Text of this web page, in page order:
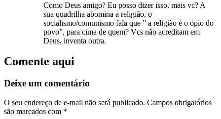
Como Deus amigo? Eu posso dizer isso, mais vc? A
sua quadrilha abomina a religião, o
socialismo/comunismo fala que ” a religião é o ópio do
povo”, para cima de quem? Vcs não acreditam em
Deus, inventa outra.
Comente aqui
Deixe um comentário
O seu endereço de e-mail não será publicado. Campos obrigatórios
são marcados com *